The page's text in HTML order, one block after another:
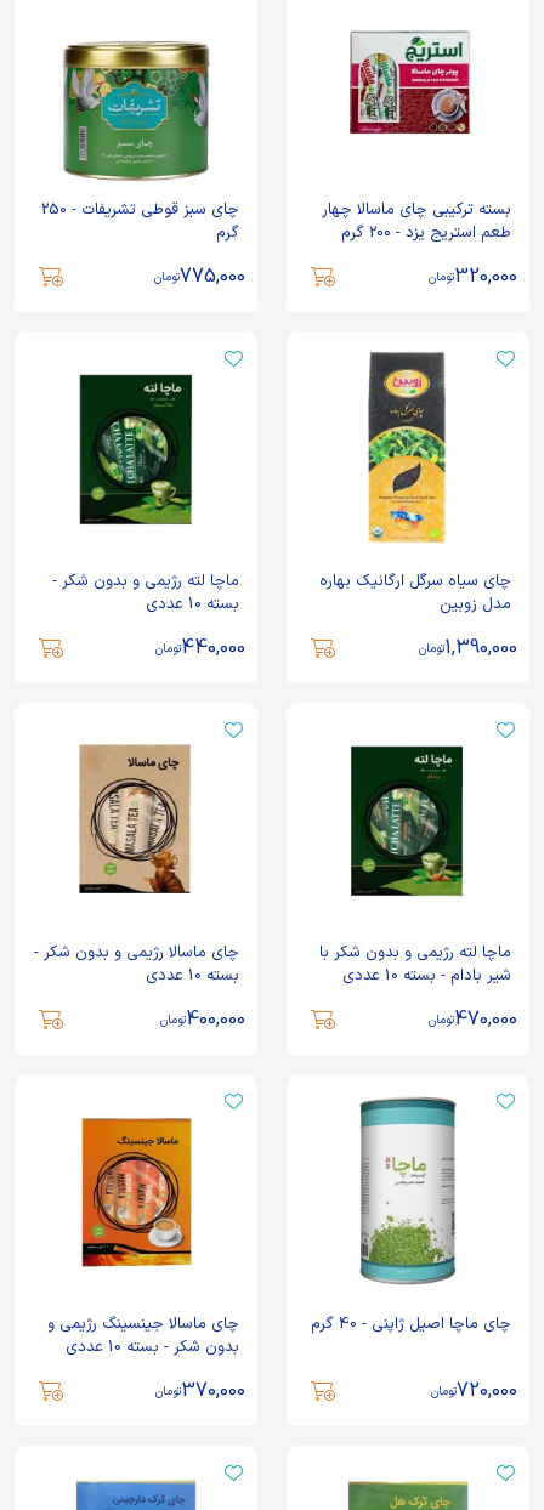
بسته ترکیبی چای ماسالا چهار
طعم استریج یزد - 200 گرم
320,000تومان
چای سبز قوطی تشریفات - 250
گرم
775,000تومان
چای سیاه سرگل ارگانیک بهاره
مدل زوبین
1,390,000تومان
ماچا لته رژیمی و بدون شکر -
بسته 10 عددی
440,000تومان
ماچا لته رژیمی و بدون شکر با
شیر بادام - بسته 10 عددی
470,000تومان
چای ماسالا رژیمی و بدون شکر -
بسته 10 عددی
400,000تومان
چای ماچا اصیل ژاپنی - 40 گرم
720,000تومان
چای ماسالا جینسینگ رژیمی و
بدون شکر - بسته 10 عددی
370,000تومان